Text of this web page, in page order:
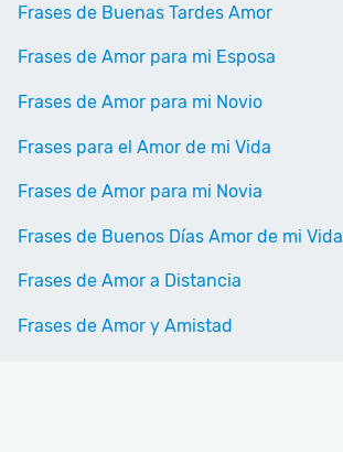
Frases de Buenas Tardes Amor
Frases de Amor para mi Esposa
Frases de Amor para mi Novio
Frases para el Amor de mi Vida
Frases de Amor para mi Novia
Frases de Buenos Días Amor de mi Vida
Frases de Amor a Distancia
Frases de Amor y Amistad